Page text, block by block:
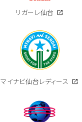
リガーレ仙台 open_in_new
マイナビ仙台レディース open_in_new